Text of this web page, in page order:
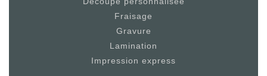
Fraisage
Gravure
Lamination
Impression express